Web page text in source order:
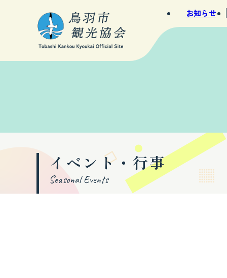
お知らせ
イベント・行事
Seasonal Events